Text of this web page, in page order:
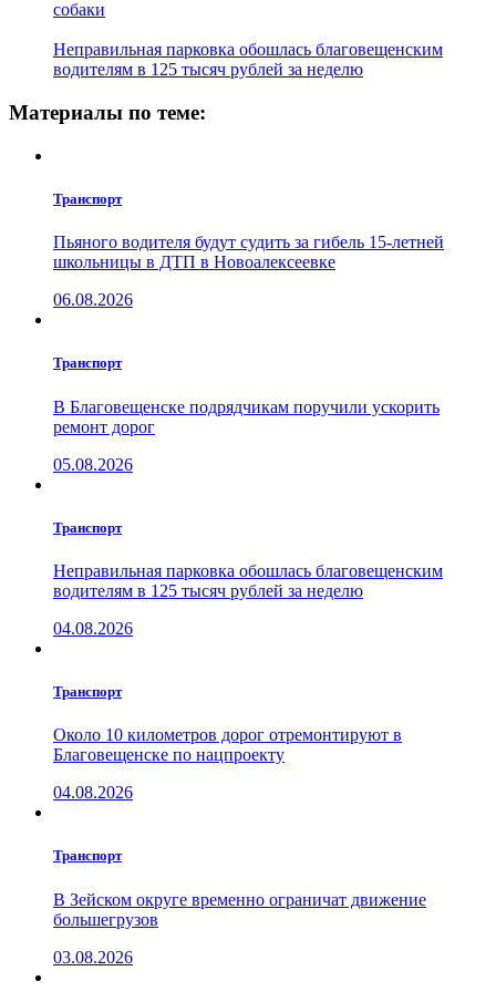
собаки
Неправильная парковка обошлась благовещенским
водителям в 125 тысяч рублей за неделю
Материалы по теме:
Транспорт
Пьяного водителя будут судить за гибель 15-летней
школьницы в ДТП в Новоалексеевке
06.08.2026
Транспорт
В Благовещенске подрядчикам поручили ускорить
ремонт дорог
05.08.2026
Транспорт
Неправильная парковка обошлась благовещенским
водителям в 125 тысяч рублей за неделю
04.08.2026
Транспорт
Около 10 километров дорог отремонтируют в
Благовещенске по нацпроекту
04.08.2026
Транспорт
В Зейском округе временно ограничат движение
большегрузов
03.08.2026